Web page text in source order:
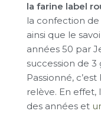
la farine label
la confection de
ainsi que le
années 50 par
succession de
Passionné,
relève. En
des années et